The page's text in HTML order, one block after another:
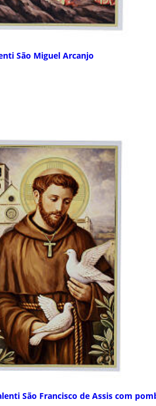
São Miguel Arcanjo
São Francisco de Assis com